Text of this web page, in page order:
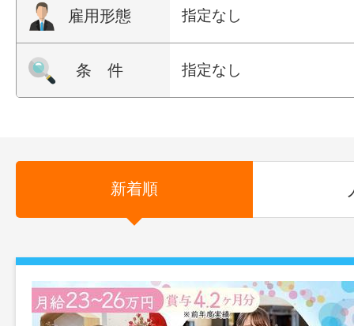
雇用形態 指定なし
条 件 指定なし
新着順